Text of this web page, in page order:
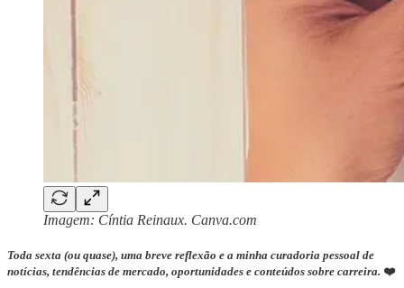
Imagem: Cíntia Reinaux. Canva.com
Toda sexta (ou quase), uma breve reflexão e a minha curadoria pessoal de
notícias, tendências de mercado, oportunidades e conteúdos sobre carreira. ❤️